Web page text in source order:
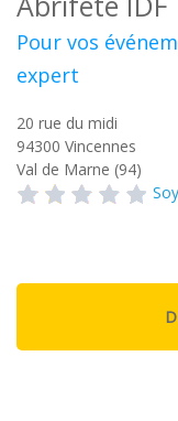
Pour vos
expert
20 rue du midi
94300 Vincennes
Val de Marne (94)